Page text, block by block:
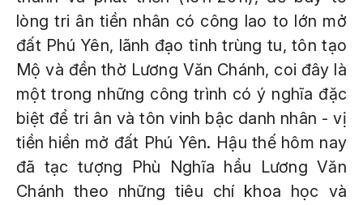
lòng tri ân tiền nhân có công lao to lớn mở
đất Phú Yên, lãnh đạo tỉnh trùng tu, tôn tạo
Mộ và đền thờ Lương Văn Chánh, coi đây là
một trong những công trình có ý nghĩa đặc
biệt để tri ân và tôn vinh bậc danh nhân - vị
tiền hiền mở đất Phú Yên. Hậu thế hôm nay
đã tạc tượng Phù Nghĩa hầu Lương Văn
Chánh theo những tiêu chí khoa học và